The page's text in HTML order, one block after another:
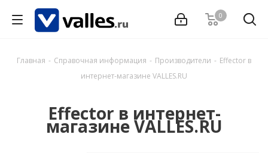
0
Главная - Справочная информация - Производители - Effector в
интернет-магазине VALLES.RU
Effector в интернет-
магазине VALLES.RU